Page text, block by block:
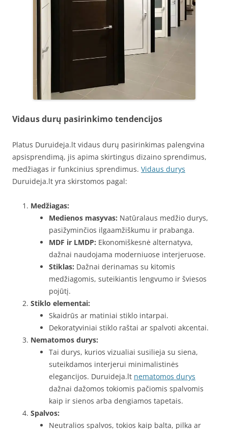
Vidaus durų pasirinkimo tendencijos
Platus Duruideja.lt vidaus durų pasirinkimas palengvina
apsisprendimą, jis apima skirtingus dizaino sprendimus,
medžiagas ir funkcinius sprendimus. Vidaus durys
Duruideja.lt yra skirstomos pagal:
Medžiagas:
Medienos masyvas: Natūralaus medžio durys,
pasižyminčios ilgaamžiškumu ir prabanga.
MDF ir LMDP: Ekonomiškesnė alternatyva,
dažnai naudojama moderniuose interjeruose.
Stiklas: Dažnai derinamas su kitomis
medžiagomis, suteikiantis lengvumo ir šviesos
pojūtį.
Stiklo elementai:
Skaidrūs ar matiniai stiklo intarpai.
Dekoratyviniai stiklo raštai ar spalvoti akcentai.
Nematomos durys:
Tai durys, kurios vizualiai susilieja su siena,
suteikdamos interjerui minimalistinės
elegancijos. Duruideja.lt nematomos durys
dažnai dažomos tokiomis pačiomis spalvomis
kaip ir sienos arba dengiamos tapetais.
Spalvos:
Neutralios spalvos, tokios kaip balta, pilka ar